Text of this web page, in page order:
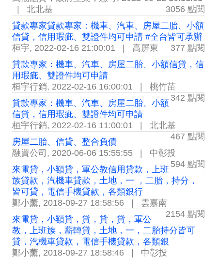
北北基
3056 點閱
貸款專家貸款專家：機車、汽車、房屋二胎、小額
信貸，信用瑕疵、雙證件均可申請 #全台皆可承辦
桓宇, 2022-02-16 21:00:01 高屏東
377 點閱
貸款專家：機車、汽車、房屋二胎、小額信貸，信
用瑕疵、雙證件均可申請
桓宇行銷, 2022-02-16 16:00:01
桃竹苗
342 點閱
貸款專家：機車、汽車、房屋二胎、小額
信貸，信用瑕疵、雙證件均可申請
桓宇行銷, 2022-02-16 11:00:01
北北基
467 點閱
房屋二胎、信貸、整合負債
融資公司 , 2020-06-06 15:55:55
中彰投
594 點閱
來電貸，小額貸，軍公教信用貸款，上班
族貸款，汽機車貸款，土地，一 ，二胎，持分，
皆可貸，電信手機貸款，各類銀行
鄭小薰, 2018-09-27 18:58:56
雲嘉南
2154 點閱
來電貸，小額貸，貸，貸，貸，軍公
教，上班族，薪轉貸，土地，一，二胎持分皆可
貸，汽機車貸款，電信手機貸款，各類銀
鄭小薰, 2018-09-27 18:58:46
中彰投